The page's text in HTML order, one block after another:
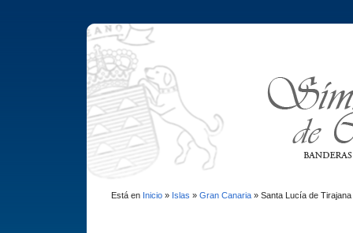
Está en Inicio» Islas » Gran Canaria» Santa Lucí­a de Tirajana